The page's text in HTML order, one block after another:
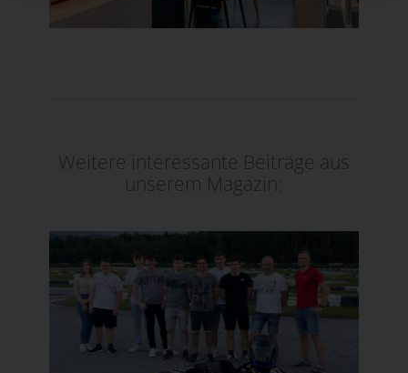
Weitere interessante Beiträge aus
unserem Magazin: